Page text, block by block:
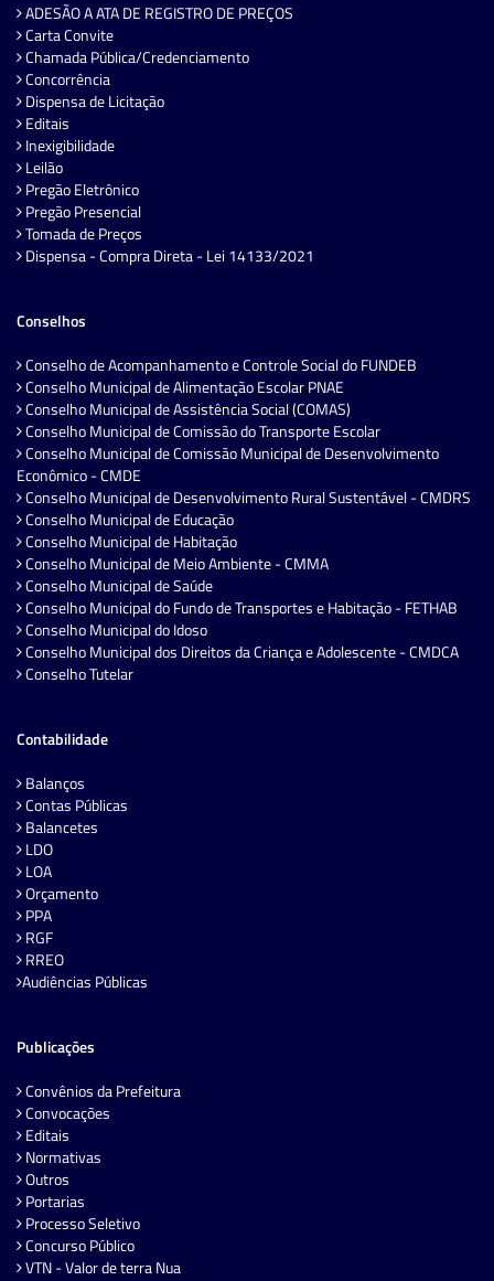
ADESÃO A ATA DE REGISTRO DE PREÇOS
Carta Convite
Chamada Pública/Credenciamento
Concorrência
Dispensa de Licitação
Editais
Inexigibilidade
Leilão
Pregão Eletrônico
Pregão Presencial
Tomada de Preços
Dispensa - Compra Direta - Lei 14133/2021
Conselhos
Conselho de Acompanhamento e Controle Social do FUNDEB
Conselho Municipal de Alimentação Escolar PNAE
Conselho Municipal de Assistência Social (COMAS)
Conselho Municipal de Comissão do Transporte Escolar
Conselho Municipal de Comissão Municipal de Desenvolvimento
Econômico - CMDE
Conselho Municipal de Desenvolvimento Rural Sustentável - CMDRS
Conselho Municipal de Educação
Conselho Municipal de Habitação
Conselho Municipal de Meio Ambiente - CMMA
Conselho Municipal de Saúde
Conselho Municipal do Fundo de Transportes e Habitação - FETHAB
Conselho Municipal do Idoso
Conselho Municipal dos Direitos da Criança e Adolescente - CMDCA
Conselho Tutelar
Contabilidade
Balanços
Contas Públicas
Balancetes
LDO
LOA
Orçamento
PPA
RGF
RREO
Audiências Públicas
Publicações
Convênios da Prefeitura
Convocações
Editais
Normativas
Outros
Portarias
Processo Seletivo
Concurso Público
VTN - Valor de terra Nua